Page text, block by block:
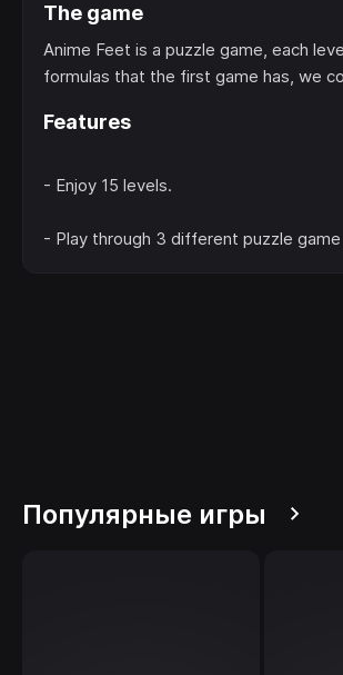
The game
Anime Feet is a puzzle game, each
formulas that the first game has, we
Features
- Enjoy 15 levels.
- Play through 3 different puzzle
Популярные игры